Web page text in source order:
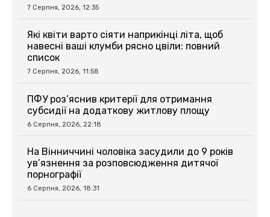
7 Серпня, 2026, 12:35
Які квіти варто сіяти наприкінці літа, щоб
навесні ваші клумби рясно цвіли: повний
список
7 Серпня, 2026, 11:58
ПФУ роз’яснив критерії для отримання
субсидії на додаткову житлову площу
6 Серпня, 2026, 22:18
На Вінниччині чоловіка засудили до 9 років
ув’язнення за розповсюдження дитячої
порнографії
6 Серпня, 2026, 18:31